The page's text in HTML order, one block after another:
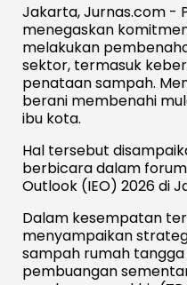
Jakarta, Jurnas.com -
menegaskan
melakukan
sektor, termasuk
penataan sampah.
berani membenahi
ibu kota.
Hal tersebut
berbicara dalam
Outlook (IEO) 2026 di
Dalam kesempatan
menyampaikan
sampah rumah
pembuangan